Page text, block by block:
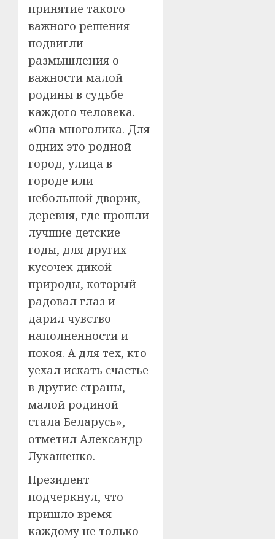
принятие такого
важного решения
подвигли
размышления о
важности малой
родины в судьбе
каждого человека.
«Она многолика. Для
одних это родной
город, улица в
городе или
небольшой дворик,
деревня, где прошли
лучшие детские
годы, для других —
кусочек дикой
природы, который
радовал глаз и
дарил чувство
наполненности и
покоя. А для тех, кто
уехал искать счастье
в другие страны,
малой родиной
стала Беларусь», —
отметил Александр
Лукашенко.
Президент
подчеркнул, что
пришло время
каждому не только